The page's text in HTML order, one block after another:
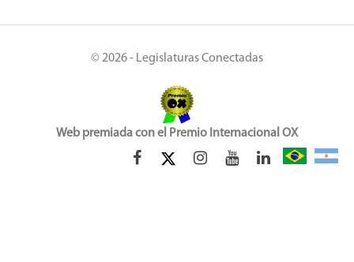
© 2026 - Legislaturas Conectadas
Web premiada con el Premio Internacional OX